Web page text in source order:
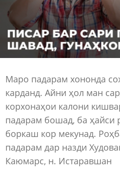
Маро падарам хононда
карданд. Айни ҳол ман
корхонаҳои калони
падарам бошад, ба
боркаш кор мекунад.
падарам дар назди
Каюмарс, н. Истаравшан